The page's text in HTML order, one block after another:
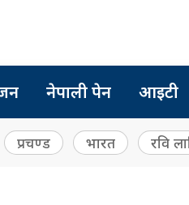
नेपाली पेन आइटी
प्रचण्ड भारत रवि